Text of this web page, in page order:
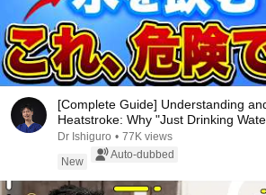
[Complete Guide] Understanding
Heatstroke: Why "Just Drinking
...
Dr Ishiguro • 77K views
New
Auto-dubbed